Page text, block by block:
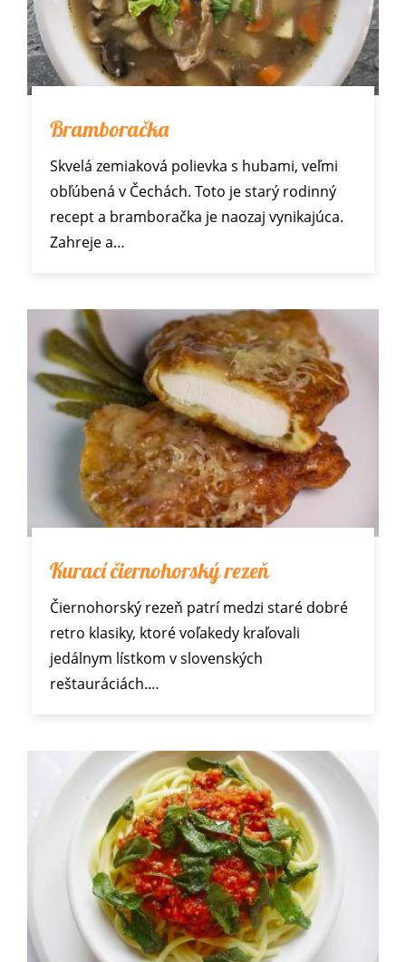
Bramboračka
Skvelá zemiaková polievka s hubami, veľmi
obľúbená v Čechách. Toto je starý rodinný
recept a bramboračka je naozaj vynikajúca.
Zahreje a…
Kurací čiernohorský rezeň
Čiernohorský rezeň patrí medzi staré dobré
retro klasiky, ktoré voľakedy kraľovali
jedálnym lístkom v slovenských
reštauráciách.…